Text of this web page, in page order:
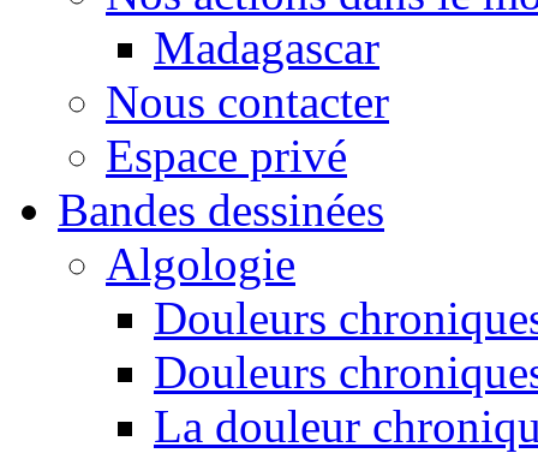
Madagascar
Nous contacter
Espace privé
Bandes dessinées
Algologie
Douleurs
Douleurs
La douleur